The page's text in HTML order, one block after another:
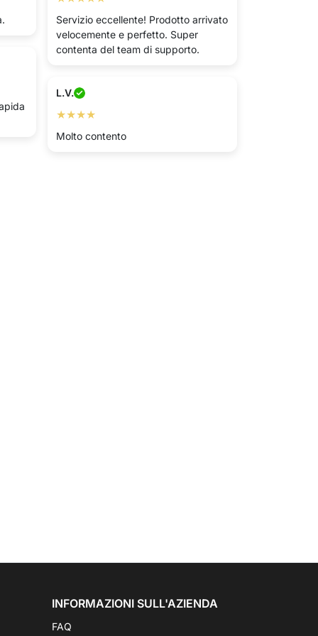
Servizio eccellente! Prodotto arrivato
velocemente e perfetto. Super
contenta del team di supporto.
L.V.
★★★★
Molto contento
INFORMAZIONI SULL'AZIENDA
FAQ